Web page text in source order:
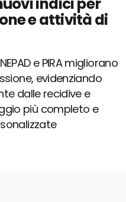
e attività di
e PIRA migliorano
evidenziando
dalle recidive e
più completo e